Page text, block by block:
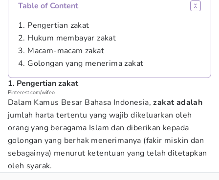
Table of Content
1. Pengertian zakat
2. Hukum membayar zakat
3. Macam-macam zakat
4. Golongan yang menerima zakat
1. Pengertian zakat
Pinterest.com/wifeo
Dalam Kamus Besar Bahasa Indonesia,zakat adalah
jumlah harta tertentu yang wajib dikeluarkan oleh
orang yang beragama Islam dan diberikan kepada
golongan yang berhak menerimanya (fakir miskin dan
sebagainya) menurut ketentuan yang telah ditetapkan
oleh syarak.